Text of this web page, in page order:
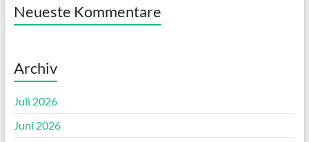
Neueste Kommentare
Archiv
Juli 2026
Juni 2026